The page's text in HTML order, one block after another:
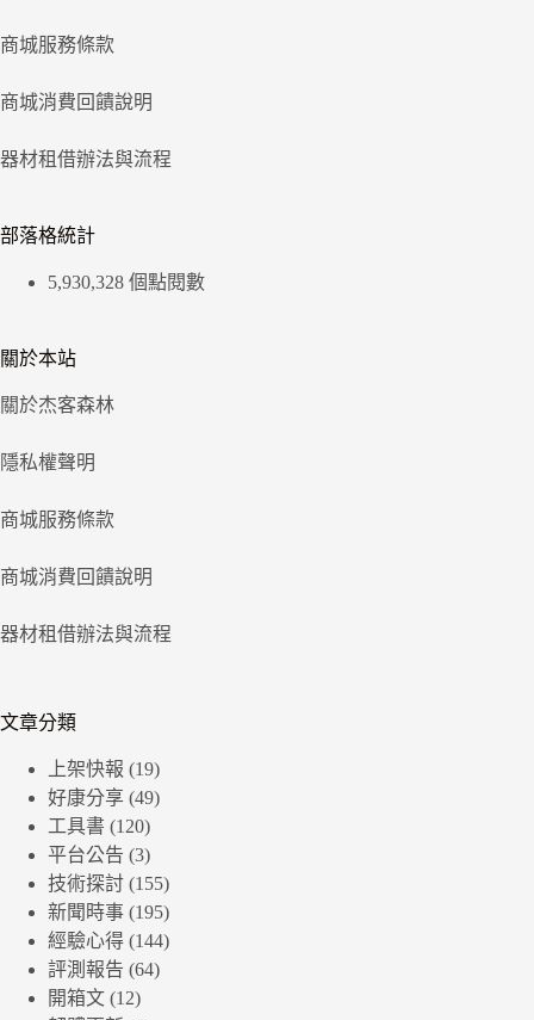
商城服務條款
商城消費回饋說明
器材租借辦法與流程
部落格統計
5,930,328 個點閱數
關於本站
關於杰客森林
隱私權聲明
商城服務條款
商城消費回饋說明
器材租借辦法與流程
文章分類
上架快報 (19)
好康分享 (49)
工具書 (120)
平台公告 (3)
技術探討 (155)
新聞時事 (195)
經驗心得 (144)
評測報告 (64)
開箱文 (12)